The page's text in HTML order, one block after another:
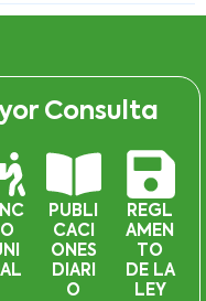
Consulta
PUBLI
CACI
ONES
DIARI
O
REGL
AMEN
TO
DE LA
LEY